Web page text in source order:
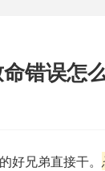
错误怎
好兄弟直接干。